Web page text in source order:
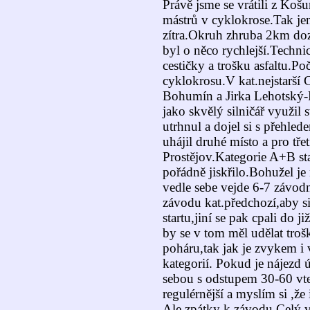
Právě jsme se vrátili z
mástrů v cyklokrose.Tak
zítra.Okruh zhruba 2km
byl o něco
cestičky a trošku
cyklokrosu.V kat.nejstarší
Bohumín a Jirka
jako skvělý silničář využil
utrhnul a dojel si s
uhájil druhé místo a pro
Prostějov.Kategorie A+B
pořádně jiskřilo.Bohužel
vedle sebe vejde 6-7
závodu kat.předchozí,aby
startu,jiní se pak cpali do
by se v tom měl udělat
poháru,tak jak je zvykem i
kategorií. Pokud je nájezd
sebou s odstupem 30-60
regulérnější a myslím si